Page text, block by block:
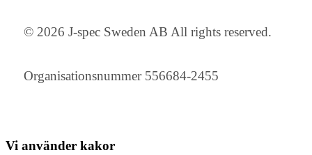
© 2026 J-spec Sweden AB All rights reserved.
Organisationsnummer 556684-2455
Vi använder kakor